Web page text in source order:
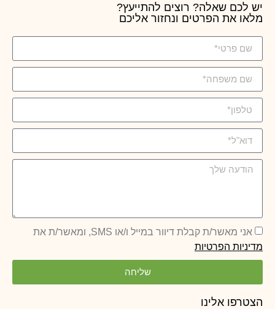
יש לכם שאלה? רוצים להתייעץ?
מלאו את הפרטים ונחזור אליכם
אני מאשר/ת קבלת דיוור במייל ו/או SMS, ומאשר/ת את
מדיניות הפרטיות
שליחה
הצטרפו אלינו